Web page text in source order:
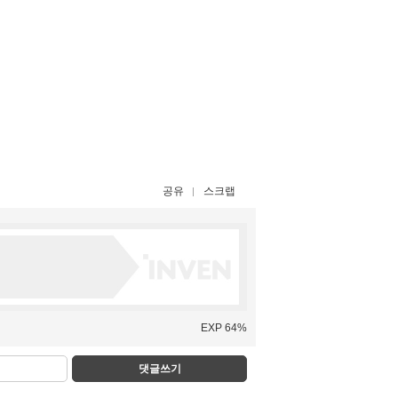
공유 스크랩
EXP 64%
댓글쓰기